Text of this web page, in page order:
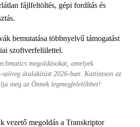
fájlfeltöltés, gépi fordítás és
megoldásokat, amelyek
átalakítást 2026-ban. Kattintson az
meg az Önnek legmegfelelőbbet!
vezető megoldás a Transkriptor